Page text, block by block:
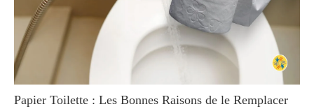
Papier Toilette : Les Bonnes Raisons de le Remplacer